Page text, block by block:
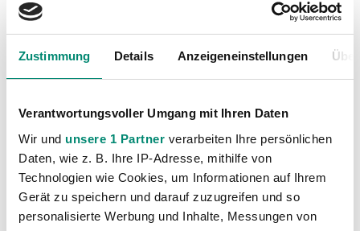
Zustimmung Details Anzeigeneinstellungen
Verantwortungsvoller Umgang mit Ihren Daten
Wir und unsere 1 Partner verarbeiten Ihre persönlichen
Daten, wie z. B. Ihre IP-Adresse, mithilfe von
Technologien wie Cookies, um Informationen auf Ihrem
Gerät zu speichern und darauf zuzugreifen und so
personalisierte Werbung und Inhalte, Messungen von
Kategorien
Akademie
(236)
Allgemeine News
(605)
Junge Wikinger Ried
Nachwuchs
(74)
Profis
Unkategorisiert
(2867)